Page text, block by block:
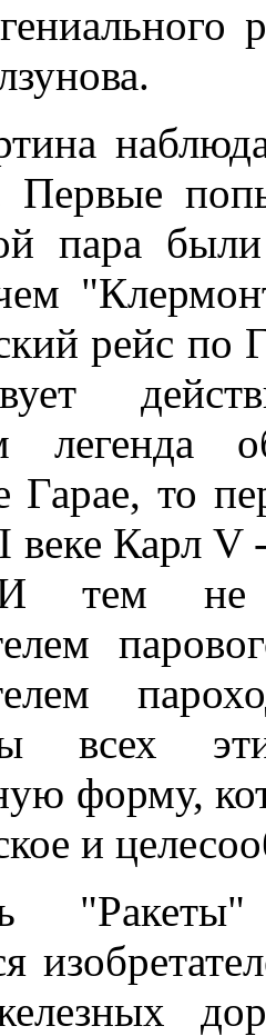
Первые
пара
рейс по
легенда
Гарае, то
Карл V
тем не
всех
форму,
и